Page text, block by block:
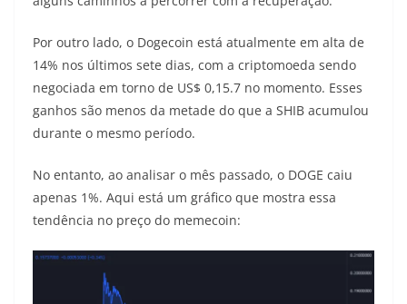
Por outro lado, o Dogecoin está atualmente em alta de
14% nos últimos sete dias, com a criptomoeda sendo
negociada em torno de US$ 0,15.7 no momento. Esses
ganhos são menos da metade do que a SHIB acumulou
durante o mesmo período.
No entanto, ao analisar o mês passado, o DOGE caiu
apenas 1%. Aqui está um gráfico que mostra essa
tendência no preço do memecoin: